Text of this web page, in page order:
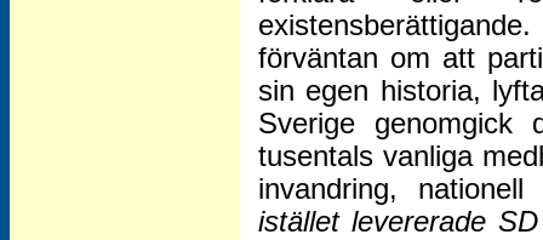
förväntan om att
sin egen historia,
Sverige genomgick
tusentals vanliga
invandring,
istället levererade